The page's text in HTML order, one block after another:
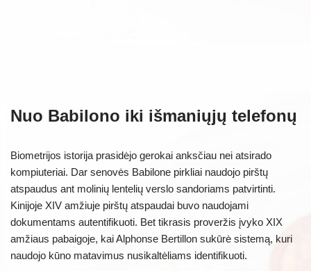
Nuo Babilono iki išmaniųjų telefonų
Biometrijos istorija prasidėjo gerokai anksčiau nei atsirado
kompiuteriai. Dar senovės Babilone pirkliai naudojo pirštų
atspaudus ant molinių lentelių verslo sandoriams patvirtinti.
Kinijoje XIV amžiuje pirštų atspaudai buvo naudojami
dokumentams autentifikuoti. Bet tikrasis proveržis įvyko XIX
amžiaus pabaigoje, kai Alphonse Bertillon sukūrė sistemą, kuri
naudojo kūno matavimus nusikaltėliams identifikuoti.